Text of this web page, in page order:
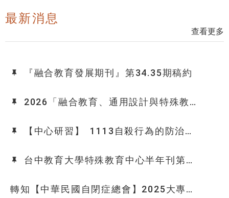
最新消息
查看更多
『融合教育發展期刊』第34.35期稿約
2026「融合教育、通用設計與特殊教
【中心研習】
1113自殺行為的防治與
人
台中教育大學特殊教育中心半年刊第33
轉知【中華民國自閉症總會】2025大專校